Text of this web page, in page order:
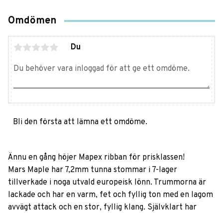
Omdömen
Du
Bli den första att lämna ett omdöme.
Ännu en gång höjer Mapex ribban för prisklassen!
Mars Maple har 7,2mm tunna stommar i 7-lager
tillverkade i noga utvald europeisk lönn. Trummorna är
lackade och har en varm, fet och fyllig ton med en lagom
avvägt attack och en stor, fyllig klang. Självklart har